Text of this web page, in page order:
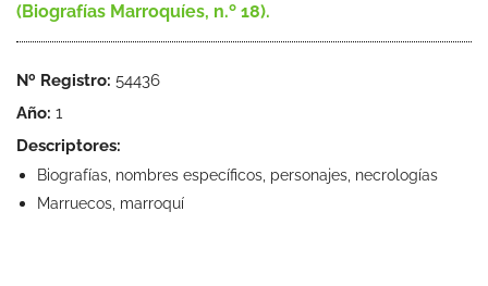
(Biografías Marroquíes, n.º 18).
Nº Registro: 54436
Año: 1
Descriptores:
Biografías, nombres específicos, personajes, necrologías
Marruecos, marroquí